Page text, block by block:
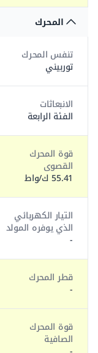
المحرك
تنفس المحرك
توربيني
الانبعاثات
الفئة الرابعة
قوة المحرك
القصوى
55.41 ك/واط
التيار الكهربائي
الذي يوفره المولد
-
قطر المحرك
-
قوة المحرك
الصافية